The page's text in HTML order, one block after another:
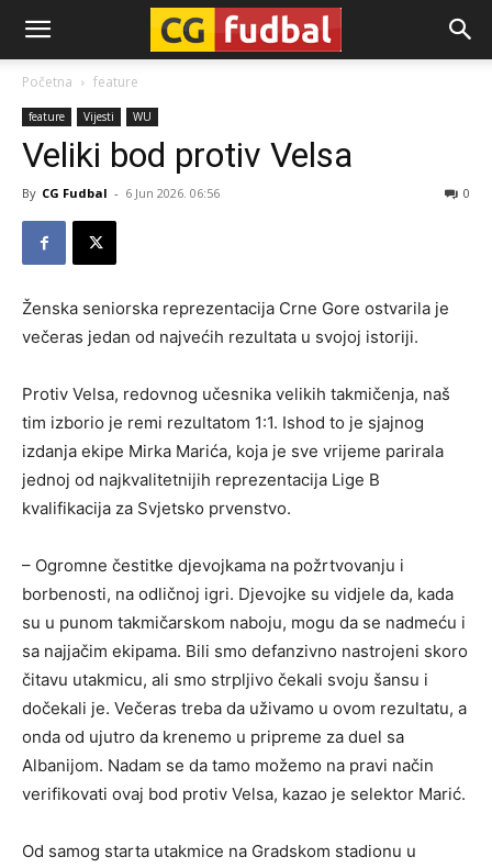
CG-
Fudbal
Početna feature
feature Vijesti WU
Veliki bod protiv Velsa
By CG Fudbal - 6 Jun 2026. 06:56 0
Ženska seniorska reprezentacija Crne Gore ostvarila je
večeras jedan od najvećih rezultata u svojoj istoriji.
Protiv Velsa, redovnog učesnika velikih takmičenja, naš
tim izborio je remi rezultatom 1:1. Ishod to je sjajnog
izdanja ekipe Mirka Marića, koja je sve vrijeme parirala
jednoj od najkvalitetnijih reprezentacija Lige B
kvalifikacija za Svjetsko prvenstvo.
– Ogromne čestitke djevojkama na požrtvovanju i
borbenosti, na odličnoj igri. Djevojke su vidjele da, kada
su u punom takmičarskom naboju, mogu da se nadmeću i
sa najjačim ekipama. Bili smo defanzivno nastrojeni skoro
čitavu utakmicu, ali smo strpljivo čekali svoju šansu i
dočekali je. Večeras treba da uživamo u ovom rezultatu, a
onda od ujutro da krenemo u pripreme za duel sa
Albanijom. Nadam se da tamo možemo na pravi način
verifikovati ovaj bod protiv Velsa, kazao je selektor Marić.
Od samog starta utakmice na Gradskom stadionu u